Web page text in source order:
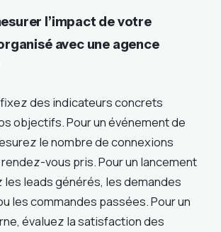
l’impact de votre
avec une agence
des indicateurs concrets
objectifs. Pour un événement de
le nombre de connexions
vous pris. Pour un lancement
les leads générés, les demandes
les commandes passées. Pour un
évaluez la satisfaction des